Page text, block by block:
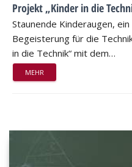
Projekt „Kinder in die
Staunende Kinderaugen,
Begeisterung für die
in die Technik“ mit dem…
MEHR